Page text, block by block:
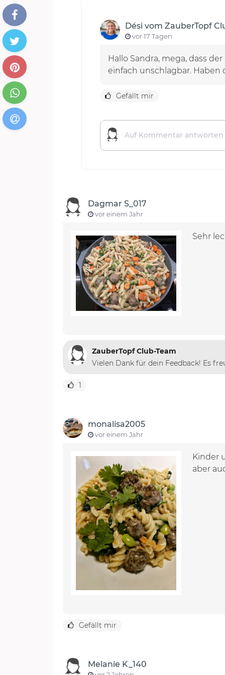
Dési vom ZauberTopf
vor 17 Tagen
Hallo Sandra, mega, dass
einfach unschlagbar.
Gefällt mir
Dagmar S_017
vor einem Jahr
Sehr
ZauberTopf Club-Team
Vielen Dank für dein Feedback! Es
1
monalisa2005
vor einem Jahr
Kinder
aber
Gefällt mir
Melanie K_140